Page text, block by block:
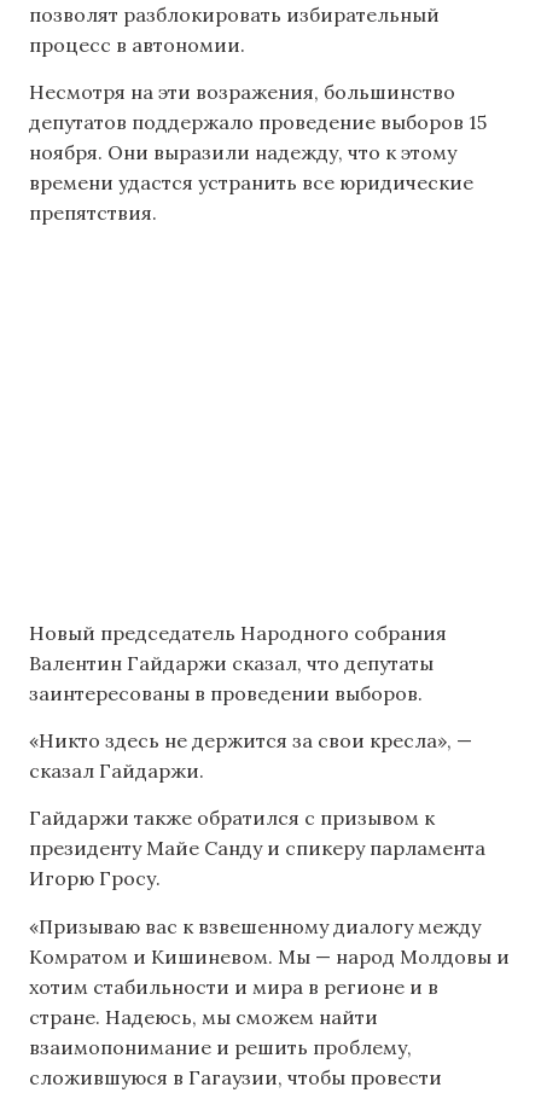
позволят разблокировать избирательный
процесс в автономии.
Несмотря на эти возражения, большинство
депутатов поддержало проведение выборов 15
ноября. Они выразили надежду, что к этому
времени удастся устранить все юридические
препятствия.
Новый председатель Народного собрания
Валентин Гайдаржи сказал, что депутаты
заинтересованы в проведении выборов.
«Никто здесь не держится за свои кресла», —
сказал Гайдаржи.
Гайдаржи также обратился с призывом к
президенту Майе Санду и спикеру парламента
Игорю Гросу.
«Призываю вас к взвешенному диалогу между
Комратом и Кишиневом. Мы — народ Молдовы и
хотим стабильности и мира в регионе и в
стране. Надеюсь, мы сможем найти
взаимопонимание и решить проблему,
сложившуюся в Гагаузии, чтобы провести